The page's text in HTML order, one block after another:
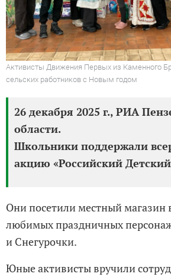
Активисты Движения Первых из Каменного
сельских работников с Новым годом
26 декабря 2025 г., РИА
области.
Школьники поддержали
акцию «Российский
Они посетили местный магазин
любимых праздничных
и Снегурочки.
Юные активисты вручили